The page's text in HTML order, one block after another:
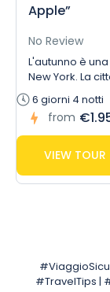
Apple”
No Review
L'autunno è
New York. La
6 giorni 4 notti
from
VIEW TOUR
#TravelTips |